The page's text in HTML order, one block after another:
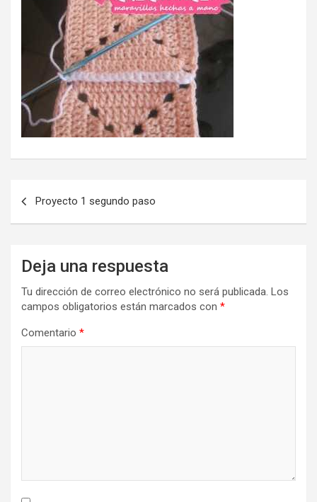
Proyecto 1 segundo paso
Deja una respuesta
Tu dirección de correo electrónico no será publicada. Los
campos obligatorios están marcados con *
Comentario *